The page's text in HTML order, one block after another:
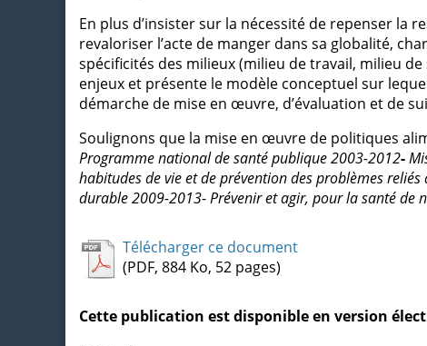
En plus d’insister sur la nécessité de repenser la
revaloriser l’acte de manger dans sa globalité,
spécificités des milieux (milieu de travail, milieu
enjeux et présente le modèle conceptuel sur
démarche de mise en œuvre, d’évaluation et de
Soulignons que la mise en œuvre de politiques
Programme national de santé publique 2003-2012-
habitudes de vie et de prévention des problèmes
durable 2009-2013-Prévenir et agir, pour la santé de
Télécharger ce document
(PDF, 884 Ko, 52 pages)
Cette publication est disponible en version